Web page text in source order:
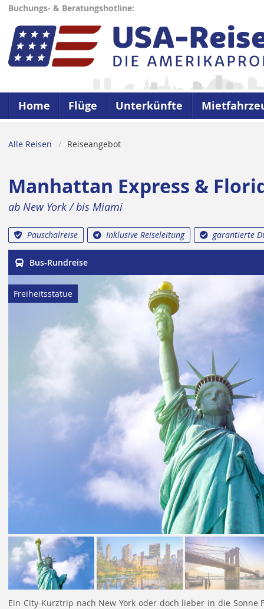
Buchungs- & Beratungshotline:
Home Flüge Unterkünfte
Alle Reisen Reiseangebot
Manhattan Express &
ab New York / bis Miami
Pauschalreise Inklusive Reiseleitung garantierte
Bus-Rundreise
Freiheitsstatue
Ein City-Kurztrip nach New York oder doch lieber in die